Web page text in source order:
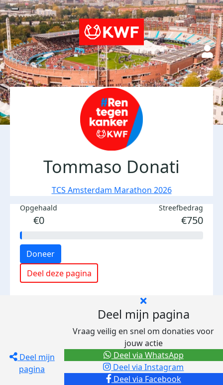
Tommaso Donati
TCS Amsterdam Marathon 2026
Opgehaald
€0
Streefbedrag
€750
Doneer
Deel deze pagina
Deel mijn
pagina
Deel mijn pagina
Vraag veilig en snel om donaties voor
jouw actie
Deel via Facebook
Deel via Instagram
Deel via WhatsApp